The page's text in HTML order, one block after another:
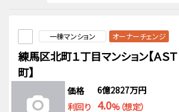
一棟マンション オーナーチェンジ
練馬区北町１丁目マンション【ＡＳ
町】
価格
6億2827万円
利回り 4.0%（想定）